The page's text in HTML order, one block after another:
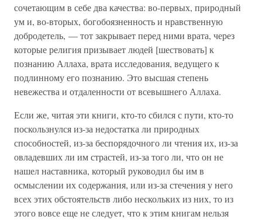
сочетающим в себе два качества: во-первых, природный
ум и, во-вторых, богобоязненность и нравственную
добродетель, — тот закрывает перед ними врата, через
которые религия призывает людей [шествовать] к
познанию Аллаха, врата исследования, ведущего к
подлинному его познанию. Это высшая степень
невежества и отдаленности от всевышнего Аллаха.
Если же, читая эти книги, кто-то сбился с пути, кто-то
поскользнулся из-за недостатка ли природных
способностей, из-за беспорядочного ли чтения их, из-за
овладевших ли им страстей, из-за того ли, что он не
нашел наставника, который руководил бы им в
осмыслении их содержания, или из-за стечения у него
всех этих обстоятельств либо нескольких из них, то из
этого вовсе еще не следует, что к этим книгам нельзя